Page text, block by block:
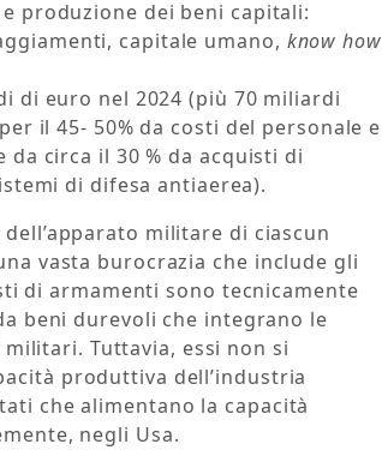
produzione dei beni capitali:
capitale umano, know how
di euro nel 2024 (più 70 miliardi
il 45- 50% da costi del personale e
circa il 30 % da acquisti di
di difesa antiaerea).
militare di ciascun
vasta burocrazia che include gli
di armamenti sono tecnicamente
beni durevoli che integrano le
Tuttavia, essi non si
produttiva dell’industria
che alimentano la capacità
negli Usa.